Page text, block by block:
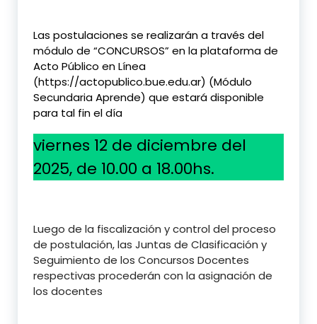
Las postulaciones se realizarán a través del
módulo de “CONCURSOS” en la plataforma de
Acto Público en Línea
(https://actopublico.bue.edu.ar) (Módulo
Secundaria Aprende) que estará disponible
para tal fin el día
viernes 12 de diciembre del
2025, de 10.00 a 18.00hs.
Luego de la fiscalización y control del proceso
de postulación, las Juntas de Clasificación y
Seguimiento de los Concursos Docentes
respectivas procederán con la asignación de
los docentes